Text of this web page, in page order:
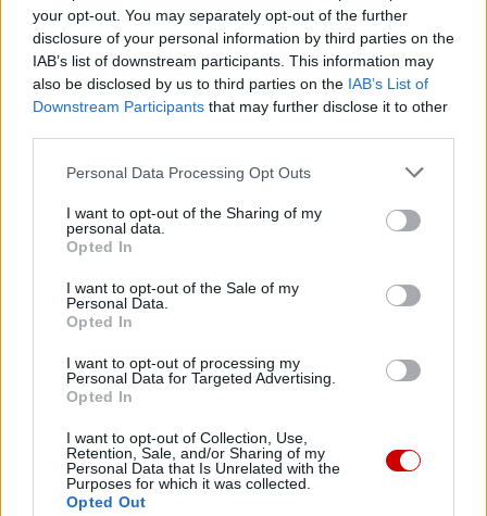
your opt-out. You may separately opt-out of the further
disclosure of your personal information by third parties on the
IAB’s list of downstream participants. This information may
also be disclosed by us to third parties on the IAB’s List of
Downstream Participants that may further disclose it to other
Personal Data Processing Opt Outs
I want to opt-out of the Sharing of my
personal data.
Opted In
I want to opt-out of the Sale of my
Personal Data.
Opted In
I want to opt-out of processing my
Personal Data for Targeted Advertising.
Opted In
I want to opt-out of Collection, Use,
Retention, Sale, and/or Sharing of my
Personal Data that Is Unrelated with the
Purposes for which it was collected.
Opted Out
700 lat parafii pw. św. Wawrzyńca w Olbierzowicach
Popularne
Kard. Sarah: Obrzędów nie można arbitralnie znosić